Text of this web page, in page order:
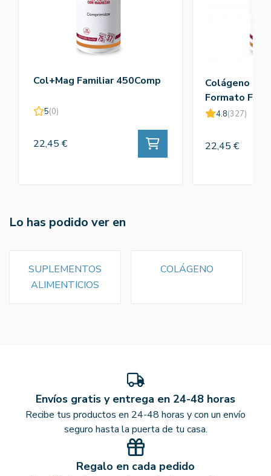
Col+Mag Familiar 450Comp
5(0)
22,45 €
Colágeno +
Formato
Ana Mª
4.8(327)
22,45 €
Lo has podido ver en
SUPLEMENTOS
ALIMENTICIOS
COLÁGENO
Envíos gratis y entrega en 24-48 horas
Recibe tus productos en 24-48 horas y con un envío
seguro hasta la puerta de tu casa.
Regalo en cada pedido